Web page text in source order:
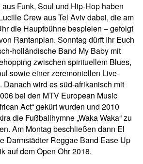
Funk, Soul und Hip-Hop haben
Crew aus Tel Aviv dabei, die am
die Hauptbühne bespielen – gefolgt
Rantanplan. Sonntag dürft Ihr Euch
holländische Band My Baby mit
zwischen spirituellem Blues,
sowie einer zeremoniellen Live-
Danach wird es süd-afrikanisch mit
bei den MTV European Music
Act“ gekürt wurden und 2010
die Fußballhymne „Waka Waka“ zu
Am Montag beschließen dann El
Darmstädter Reggae Band Ease Up
auf dem Open Ohr 2018.